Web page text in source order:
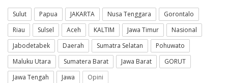
Sulut Papua JAKARTA Nusa Tenggara
Gorontalo
Riau
Sulsel Aceh KALTIM Jawa Timur
Nasional
Jabodetabek
Daerah Sumatra Selatan
Pohuwato
Maluku Utara
Sumatera Barat Jawa Barat
GORUT
Jawa Tengah
Jawa Opini